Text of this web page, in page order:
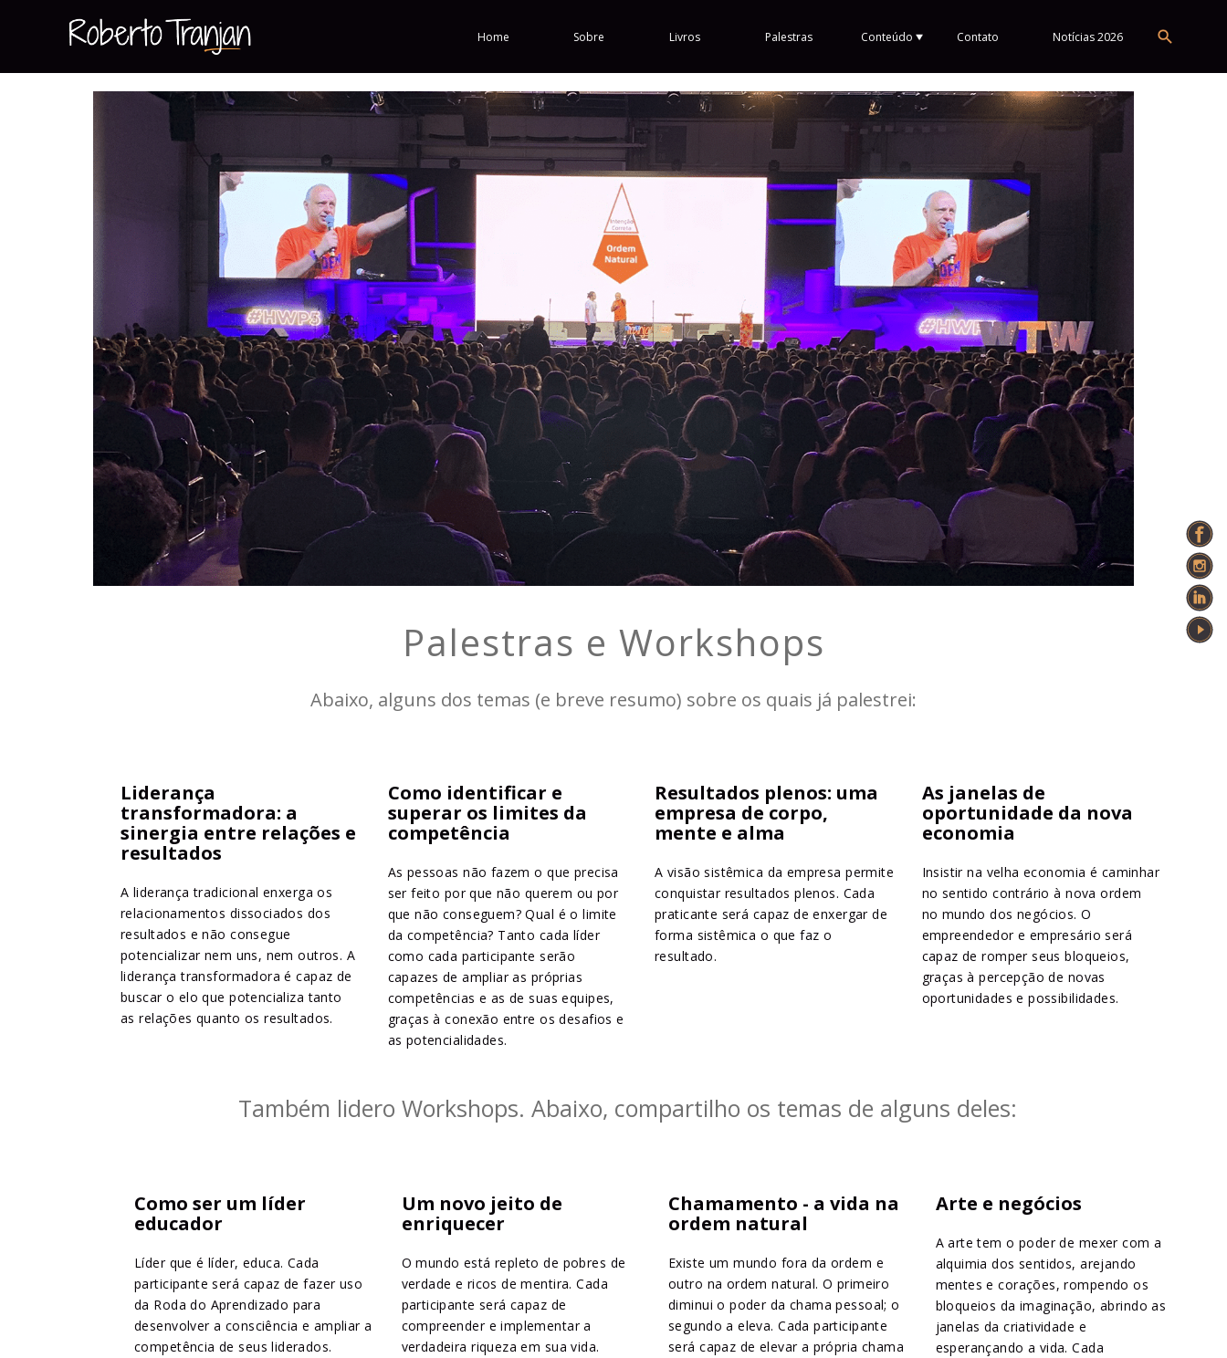
Home Sobre Livros Palestras Conteúdo Contato Notícias 2026
Palestras e Workshops
Abaixo, alguns dos temas (e breve resumo) sobre os quais já palestrei:
Liderança
transformadora: a
sinergia entre relações e
resultados
A liderança tradicional enxerga os
relacionamentos dissociados dos
resultados e não consegue
potencializar nem uns, nem outros. A
liderança transformadora é capaz de
buscar o elo que potencializa tanto
as relações quanto os resultados.
Como identificar e
superar os limites da
competência
As pessoas não fazem o que precisa
ser feito por que não querem ou por
que não conseguem? Qual é o limite
da competência? Tanto cada líder
como cada participante serão
capazes de ampliar as próprias
competências e as de suas equipes,
graças à conexão entre os desafios e
as potencialidades.
Resultados plenos: uma
empresa de corpo,
mente e alma
A visão sistêmica da empresa permite
conquistar resultados plenos. Cada
praticante será capaz de enxergar de
forma sistêmica o que faz o
resultado.
As janelas de
oportunidade da nova
economia
Insistir na velha economia é caminhar
no sentido contrário à nova ordem
no mundo dos negócios. O
empreendedor e empresário será
capaz de romper seus bloqueios,
graças à percepção de novas
oportunidades e possibilidades.
Também lidero Workshops. Abaixo, compartilho os temas de alguns deles:
Como ser um líder
educador
Líder que é líder, educa. Cada
participante será capaz de fazer uso
da Roda do Aprendizado para
desenvolver a consciência e ampliar a
competência de seus liderados.
Um novo jeito de
enriquecer
O mundo está repleto de pobres de
verdade e ricos de mentira. Cada
participante será capaz de
compreender e implementar a
verdadeira riqueza em sua vida.
Chamamento - a vida na
ordem natural
Existe um mundo fora da ordem e
outro na ordem natural. O primeiro
diminui o poder da chama pessoal; o
segundo a eleva. Cada participante
será capaz de elevar a própria chama
Arte e negócios
A arte tem o poder de mexer com a
alquimia dos sentidos, arejando
mentes e corações, rompendo os
bloqueios da imaginação, abrindo as
janelas da criatividade e
esperançando a vida. Cada